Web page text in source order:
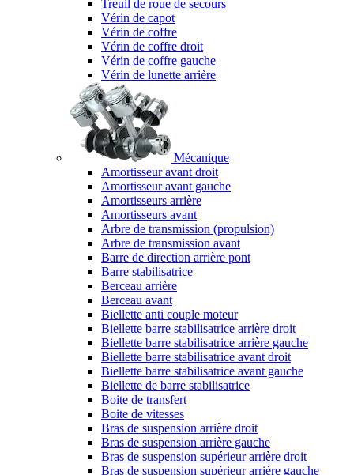
Treuil de roue de secours
Vérin de capot
Vérin de coffre
Vérin de coffre droit
Vérin de coffre gauche
Vérin de lunette arrière
Mécanique
Amortisseur avant droit
Amortisseur avant gauche
Amortisseurs arrière
Amortisseurs avant
Arbre de transmission (propulsion)
Arbre de transmission avant
Barre de direction arrière pont
Barre stabilisatrice
Berceau arrière
Berceau avant
Biellette anti couple moteur
Biellette barre stabilisatrice arrière droit
Biellette barre stabilisatrice arrière gauche
Biellette barre stabilisatrice avant droit
Biellette barre stabilisatrice avant gauche
Biellette de barre stabilisatrice
Boite de transfert
Boite de vitesses
Bras de suspension arrière droit
Bras de suspension arrière gauche
Bras de suspension supérieur arrière droit
Bras de suspension supérieur arrière gauche